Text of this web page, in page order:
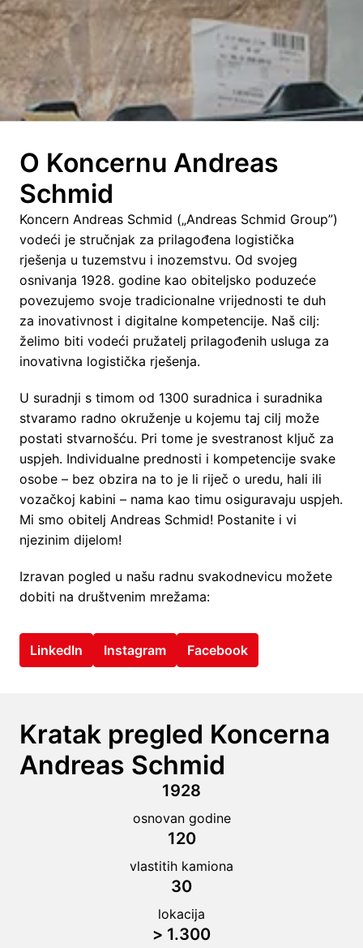
O Koncernu Andreas
Schmid
Koncern Andreas Schmid („Andreas Schmid Group”)
vodeći je stručnjak za prilagođena logistička
rješenja u tuzemstvu i inozemstvu. Od svojeg
osnivanja 1928. godine kao obiteljsko poduzeće
povezujemo svoje tradicionalne vrijednosti te duh
za inovativnost i digitalne kompetencije. Naš cilj:
želimo biti vodeći pružatelj prilagođenih usluga za
inovativna logistička rješenja.
U suradnji s timom od 1300 suradnica i suradnika
stvaramo radno okruženje u kojemu taj cilj može
postati stvarnošću. Pri tome je svestranost ključ za
uspjeh. Individualne prednosti i kompetencije svake
osobe – bez obzira na to je li riječ o uredu, hali ili
vozačkoj kabini – nama kao timu osiguravaju uspjeh.
Mi smo obitelj Andreas Schmid! Postanite i vi
njezinim dijelom!
Izravan pogled u našu radnu svakodnevicu možete
dobiti na društvenim mrežama:
LinkedIn Instagram Facebook
Kratak pregled Koncerna
Andreas Schmid
1928
osnovan godine
120
vlastitih kamiona
30
lokacija
> 1.300